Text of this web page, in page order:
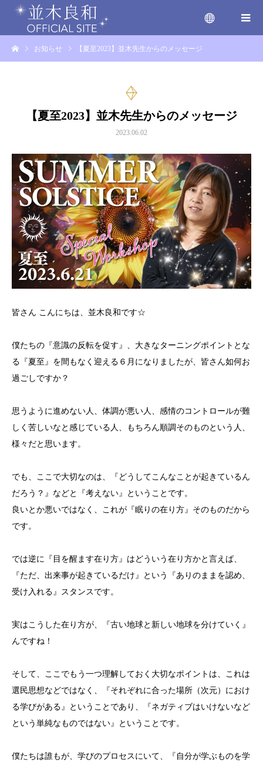
お知らせ 【夏至2023】並木先生からのメッセージ
【夏至2023】並木先生からのメッセージ
2023.06.02
皆さん こんにちは、並木良和です☆
僕たちの『意識の反転を促す』、大きなターニングポイントとな
る『夏至』を間もなく迎える６月になりましたが、皆さん如何お
過ごしですか？
思うように進めない人、体調が悪い人、感情のコントロールが難
しく苦しいなと感じている人、もちろん順調そのものという人、
様々だと思います。
でも、ここで大切なのは、『どうしてこんなことが起きているん
だろう？』などと『考えない』ということです。
良いとか悪いではなく、これが『眠りの在り方』そのものだから
です。
では逆に『目を醒ます在り方』はどういう在り方かと言えば、
『ただ、出来事が起きているだけ』という『ありのままを認め、
受け入れる』スタンスです。
実はこうした在り方が、『古い地球と新しい地球を分けていく』
んですね！
そして、ここでもう一つ理解しておく大切なポイントは、これは
選民思想などではなく、『それぞれに合った場所（次元）におけ
る学びがある』ということであり、『ネガティブはいけないなど
という単純なものではない』ということです。
僕たちは誰もが、学びのプロセスにいて、『自分が学ぶものを学